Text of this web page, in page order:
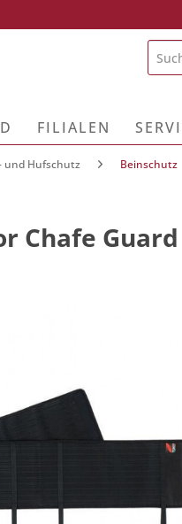
FILIALEN
und Hufschutz Beinschutz
Chafe Guard